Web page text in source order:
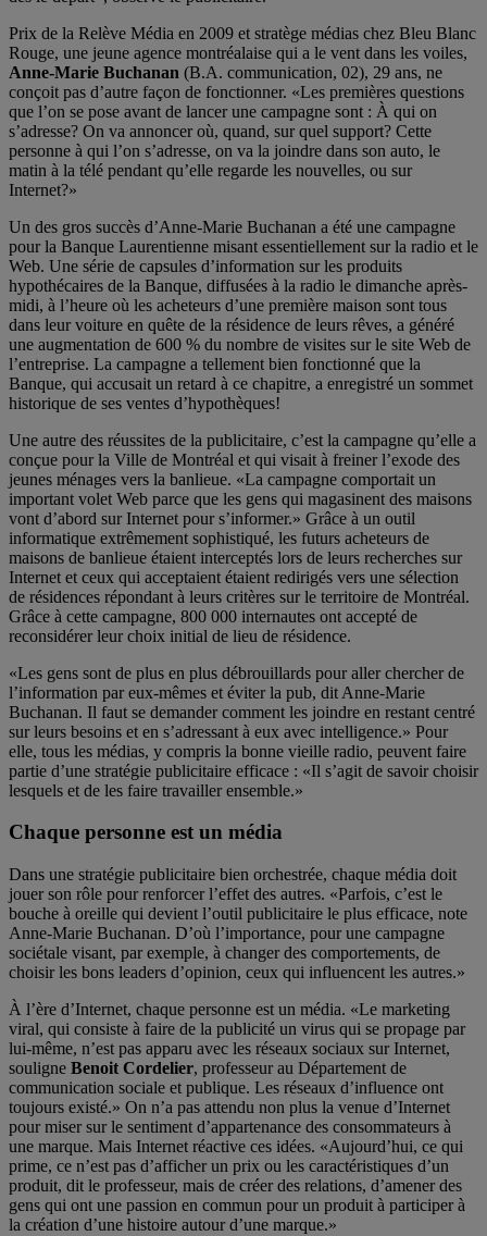
Prix de la Relève Média en 2009 et stratège médias chez Bleu Blanc
Rouge, une jeune agence montréalaise qui a le vent dans les voiles,
Anne-Marie Buchanan (B.A. communication, 02), 29 ans, ne
conçoit pas d’autre façon de fonctionner. «Les premières questions
que l’on se pose avant de lancer une campagne sont : À qui on
s’adresse? On va annoncer où, quand, sur quel support? Cette
personne à qui l’on s’adresse, on va la joindre dans son auto, le
matin à la télé pendant qu’elle regarde les nouvelles, ou sur
Internet?»
Un des gros succès d’Anne-Marie Buchanan a été une campagne
pour la Banque Laurentienne misant essentiellement sur la radio et le
Web. Une série de capsules d’information sur les produits
hypothécaires de la Banque, diffusées à la radio le dimanche après-
midi, à l’heure où les acheteurs d’une première maison sont tous
dans leur voiture en quête de la résidence de leurs rêves, a généré
une augmentation de 600 % du nombre de visites sur le site Web de
l’entreprise. La campagne a tellement bien fonctionné que la
Banque, qui accusait un retard à ce chapitre, a enregistré un sommet
historique de ses ventes d’hypothèques!
Une autre des réussites de la publicitaire, c’est la campagne qu’elle a
conçue pour la Ville de Montréal et qui visait à freiner l’exode des
jeunes ménages vers la banlieue. «La campagne comportait un
important volet Web parce que les gens qui magasinent des maisons
vont d’abord sur Internet pour s’informer.» Grâce à un outil
informatique extrêmement sophistiqué, les futurs acheteurs de
maisons de banlieue étaient interceptés lors de leurs recherches sur
Internet et ceux qui acceptaient étaient redirigés vers une sélection
de résidences répondant à leurs critères sur le territoire de Montréal.
Grâce à cette campagne, 800 000 internautes ont accepté de
reconsidérer leur choix initial de lieu de résidence.
«Les gens sont de plus en plus débrouillards pour aller chercher de
l’information par eux-mêmes et éviter la pub, dit Anne-Marie
Buchanan. Il faut se demander comment les joindre en restant centré
sur leurs besoins et en s’adressant à eux avec intelligence.» Pour
elle, tous les médias, y compris la bonne vieille radio, peuvent faire
partie d’une stratégie publicitaire efficace : «Il s’agit de savoir choisir
lesquels et de les faire travailler ensemble.»
Chaque personne est un média
Dans une stratégie publicitaire bien orchestrée, chaque média doit
jouer son rôle pour renforcer l’effet des autres. «Parfois, c’est le
bouche à oreille qui devient l’outil publicitaire le plus efficace, note
Anne-Marie Buchanan. D’où l’importance, pour une campagne
sociétale visant, par exemple, à changer des comportements, de
choisir les bons leaders d’opinion, ceux qui influencent les autres.»
À l’ère d’Internet, chaque personne est un média. «Le marketing
viral, qui consiste à faire de la publicité un virus qui se propage par
lui-même, n’est pas apparu avec les réseaux sociaux sur Internet,
souligne Benoit Cordelier, professeur au Département de
communication sociale et publique. Les réseaux d’influence ont
toujours existé.» On n’a pas attendu non plus la venue d’Internet
pour miser sur le sentiment d’appartenance des consommateurs à
une marque. Mais Internet réactive ces idées. «Aujourd’hui, ce qui
prime, ce n’est pas d’afficher un prix ou les caractéristiques d’un
produit, dit le professeur, mais de créer des relations, d’amener des
gens qui ont une passion en commun pour un produit à participer à
la création d’une histoire autour d’une marque.»